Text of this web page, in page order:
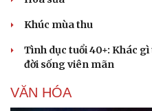
Khúc mùa thu
Tình dục tuổi 40+: Khác
đời sống viên mãn
VĂN HÓA